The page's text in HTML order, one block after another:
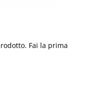
Fai la prima